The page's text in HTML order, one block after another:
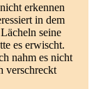
erkennen
in dem
seine
es erwischt.
nahm es nicht
verschreckt